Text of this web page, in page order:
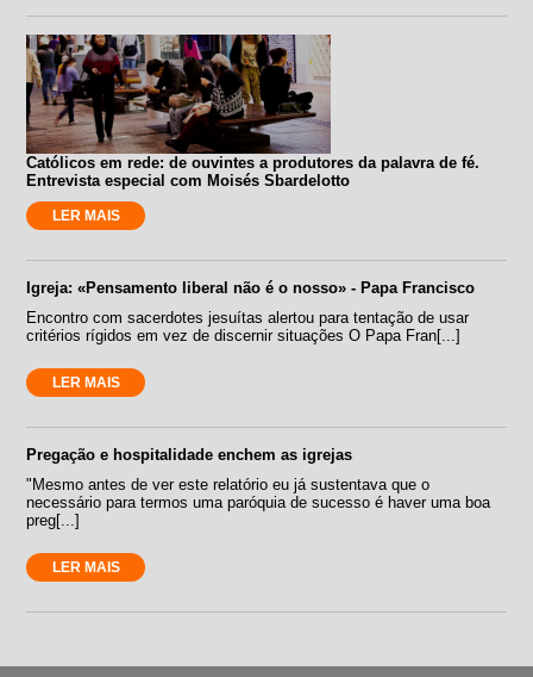
Católicos em rede: de ouvintes a produtores da palavra de fé.
Entrevista especial com Moisés Sbardelotto
LER MAIS
Igreja: «Pensamento liberal não é o nosso» - Papa Francisco
Encontro com sacerdotes jesuítas alertou para tentação de usar
critérios rígidos em vez de discernir situações O Papa Fran[...]
LER MAIS
Pregação e hospitalidade enchem as igrejas
"Mesmo antes de ver este relatório eu já sustentava que o
necessário para termos uma paróquia de sucesso é haver uma boa
preg[...]
LER MAIS